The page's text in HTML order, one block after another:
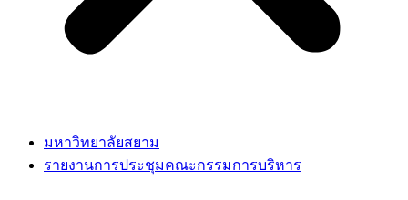
มหาวิทยาลัยสยาม
รายงานการประชุมคณะกรรมการบริหาร